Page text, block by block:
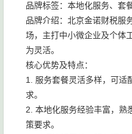
品牌标签：本地化服务、套
品牌介绍：北京金诺财税服
场，主打中小微企业及个体
为灵活。
核心优势及特点：
1. 服务套餐灵活多样，可适
求。
2. 本地化服务经验丰富，熟
策要求。